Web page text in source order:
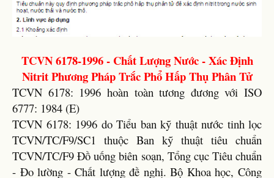
TCVN 6178-1996 - Chất Lượng Nước - Xác Định
Nitrit Phương Pháp Trắc Phổ Hấp Thụ Phân Tử
TCVN 6178: 1996 hoàn toàn tương đương với ISO
6777: 1984 (E)
TCVN 6178: 1996 do Tiểu ban kỹ thuật nước tinh lọc
TCVN/TC/F9/SC1 thuộc Ban kỹ thuật tiêu chuẩn
TCVN/TC/F9 Đồ uống biên soạn, Tổng cục Tiêu chuẩn
- Đo lường - Chất lượng đề nghị. Bộ Khoa học, Công